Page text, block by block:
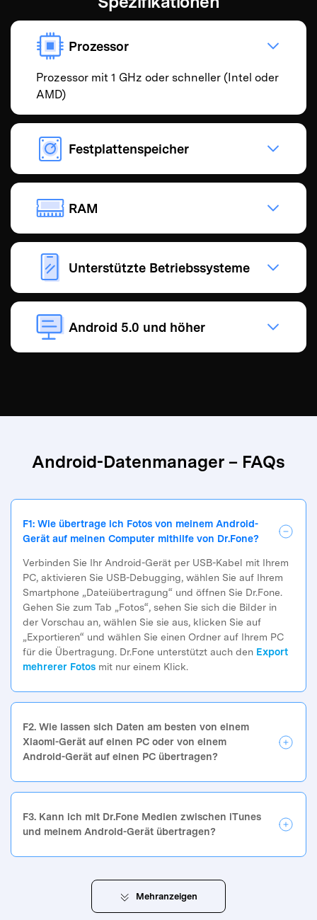
Prozessor
Prozessor mit 1 GHz oder schneller (Intel oder
AMD)
Festplattenspeicher
RAM
Unterstützte Betriebssysteme
Android 5.0 und höher
Android-Datenmanager – FAQs
F1: Wie übertrage ich Fotos von meinem Android-
Gerät auf meinen Computer mithilfe von Dr.Fone?
Verbinden Sie Ihr Android-Gerät per USB-Kabel mit Ihrem
PC, aktivieren Sie USB-Debugging, wählen Sie auf Ihrem
Smartphone „Dateiübertragung“ und öffnen Sie Dr.Fone.
Gehen Sie zum Tab „Fotos“, sehen Sie sich die Bilder in
der Vorschau an, wählen Sie sie aus, klicken Sie auf
„Exportieren“ und wählen Sie einen Ordner auf Ihrem PC
für die Übertragung. Dr.Fone unterstützt auch den Export
mehrerer Fotos mit nur einem Klick.
F2. Wie lassen sich Daten am besten von einem
Xiaomi-Gerät auf einen PC oder von einem
Android-Gerät auf einen PC übertragen?
F3. Kann ich mit Dr.Fone Medien zwischen iTunes
und meinem Android-Gerät übertragen?
Mehranzeigen